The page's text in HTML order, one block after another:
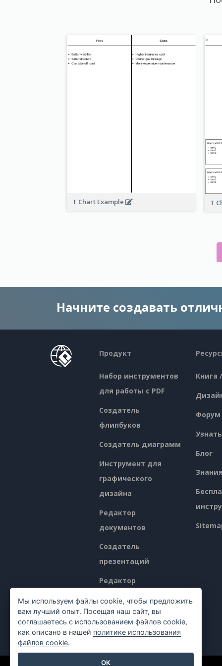
T Chart Example T
Начните создавать
Продукт
Набор инструментов
для работы с PDF
Создатель
флипбуков
Создатель диаграмм
Инструмент для
графического
дизайна
Редактор
документов
Создатель
презентаций
Редактор
Ценообразование
Книга
Форум
Узнать
Блог
Мы используем файлы cookie, чтобы предложить
вам лучший опыт. Посещая наш сайт, вы
соглашаетесь с использованием файлов cookie,
как описано в нашей политике использования
файлов cookie.
OK